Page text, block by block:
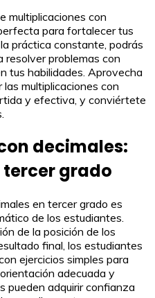
multiplicaciones con
para fortalecer tus
práctica constante, podrás
resolver problemas con
tus habilidades. Aprovecha
multiplicaciones con
y efectiva, y conviértete
decimales:
tercer grado
en tercer grado es
de los estudiantes.
de la posición de los
final, los estudiantes
ejercicios simples para
adecuada y
pueden adquirir confianza